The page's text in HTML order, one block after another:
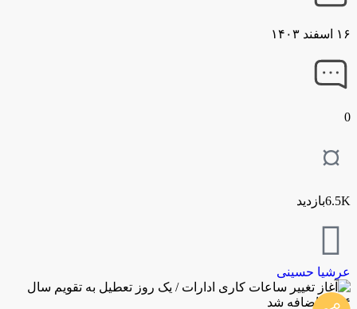
۱۶ اسفند ۱۴۰۳
0
6.5Kبازدید
عرشیا حسینی